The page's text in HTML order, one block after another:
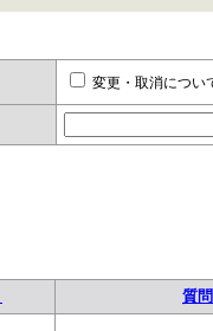
変更・取消につい
質問